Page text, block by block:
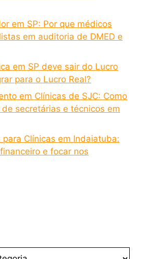
em SP: Por que médicos
em auditoria de DMED e
em SP deve sair do Lucro
para o Lucro Real?
em Clínicas de SJC: Como
secretárias e técnicos em
para Clínicas em Indaiatuba:
e focar nos